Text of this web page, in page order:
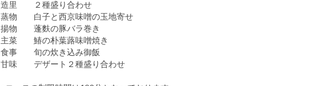
造里 ２種盛り合わせ
蒸物 白子と西京味噌の玉地寄せ
揚物 蓬麩の豚バラ巻き
主菜 鰆の朴葉蕗味噌焼き
食事 旬の炊き込み御飯
甘味 デザート２種盛り合わせ